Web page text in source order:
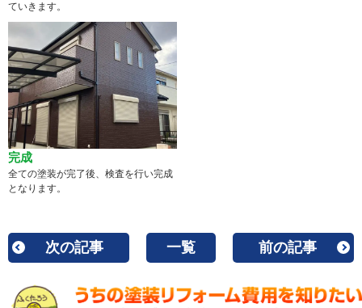
ていきます。
完成
全ての塗装が完了後、検査を行い完成
となります。
次の記事 一覧 前の記事